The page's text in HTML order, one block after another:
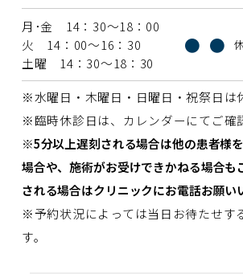
月･金 14：30〜18：00
火 14：00〜16：30
土曜 14：30〜18：30
● ●
※水曜日・木曜日・日曜日・祝祭日は
※臨時休診日は、カレンダーにてご確
※5分以上遅刻される場合は他の患者様
場合や、施術がお受けできかねる場合も
される場合はクリニックにお電話お願い
※予約状況によっては当日お待たせす
す。